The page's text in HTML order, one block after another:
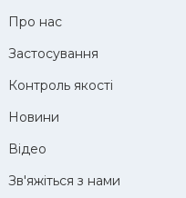
Про нас
Застосування
Контроль якості
Новини
Відео
Зв'яжіться з нами